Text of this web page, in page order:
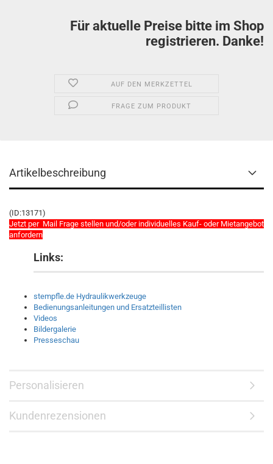
Für aktuelle Preise bitte im Shop
registrieren. Danke!
AUF DEN MERKZETTEL
FRAGE ZUM PRODUKT
Artikelbeschreibung
(ID:13171)
Jetzt per Mail Frage stellen und/oder individuelles Kauf- oder Mietangebot
anfordern
Links:
stempfle.de Hydraulikwerkzeuge
Bedienungsanleitungen und Ersatzteillisten
Videos
Bildergalerie
Presseschau
Personalisieren
Kundenrezensionen